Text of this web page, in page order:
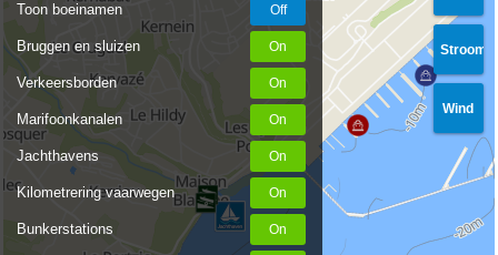
Toon boeinamen
Bruggen en sluizen
Verkeersborden
Marifoonkanalen
Jachthavens
Kilometrering vaarwegen
Bunkerstations
Stroom
Wind